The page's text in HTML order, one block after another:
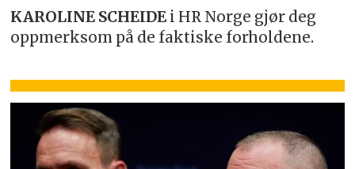
KAROLINE SCHEIDE i HR Norge gjør deg
oppmerksom på de faktiske forholdene.